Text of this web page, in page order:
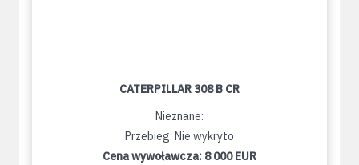
CATERPILLAR 308 B CR
Nieznane:
Przebieg: Nie wykryto
Cena wywoławcza: 8 000 EUR